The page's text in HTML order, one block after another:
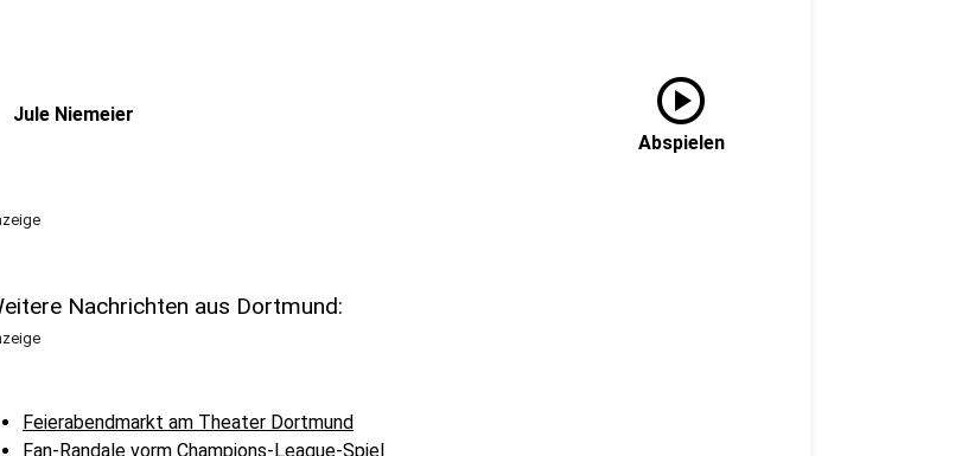
Jule Niemeier play_circle
Abspielen
Nachrichten aus Dortmund:
Feierabendmarkt am Theater Dortmund
Fan-Randale vorm Champions-League-Spiel